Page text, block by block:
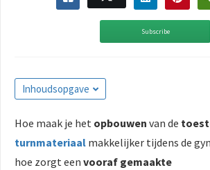
Subscribe
Inhoudsopgave
Hoe maak je het opbouwen van de
turnmateriaal makkelijker tijdens de
hoe zorgt een vooraf gemaakte